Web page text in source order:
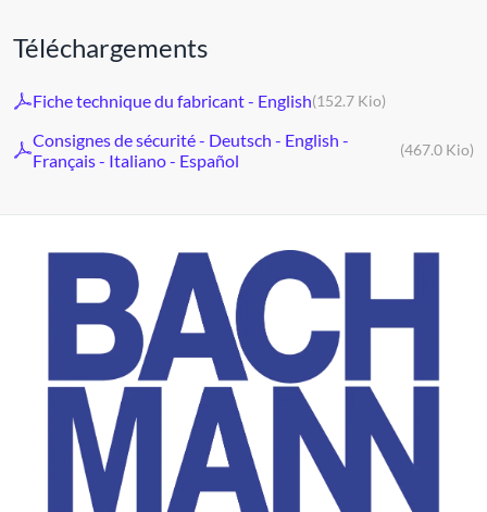
Téléchargements
Fiche technique du fabricant - English(152.7 Kio)
Consignes de sécurité - Deutsch - English -
Français - Italiano - Español
(467.0 Kio)